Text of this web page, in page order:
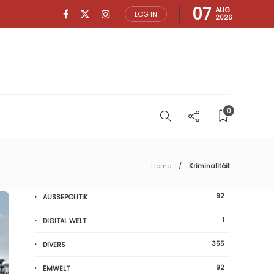
LOG IN 07 AUG
2026
0
Home Kriminalitéit
AUSSEPOLITIK 92
DIGITAL WELT 1
DIVERS 355
ËMWELT 92